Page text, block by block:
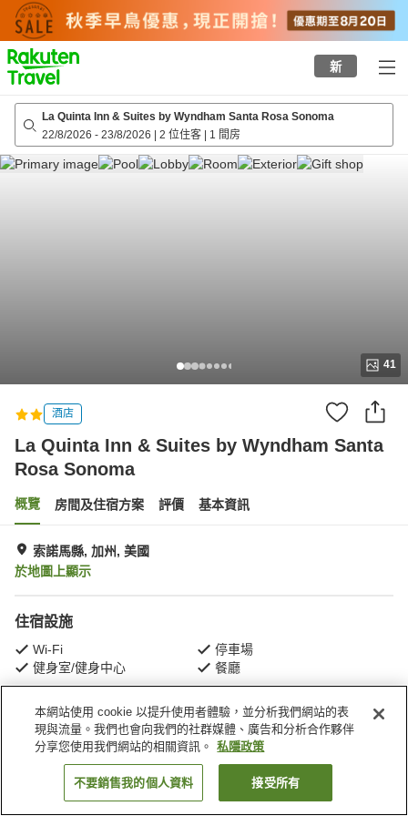
to
top
page
新
La Quinta Inn & Suites by Wyndham Santa Rosa Sonoma
22/8/2026 - 23/8/2026 | 2 位住客 | 1 間房
41
酒店
La Quinta Inn & Suites by Wyndham Santa
Rosa Sonoma
概覽 房間及住宿方案 評價 基本資訊
索諾馬縣, 加州, 美國
於地圖上顯示
住宿設施
Wi-Fi
停車場
健身室/健身中心
餐廳
主頁 美國 加州
索諾馬縣
La Quinta Inn & Suites by Wyndham Santa Rosa Sonoma
找客房
本網站使用 cookie 以提升使用者體驗，並分析我們網站的表
現與流量。我們也會向我們的社群媒體、廣告和分析合作夥伴
分享您使用我們網站的相關資訊。
私隱政策
不要銷售我的個人資料 接受所有